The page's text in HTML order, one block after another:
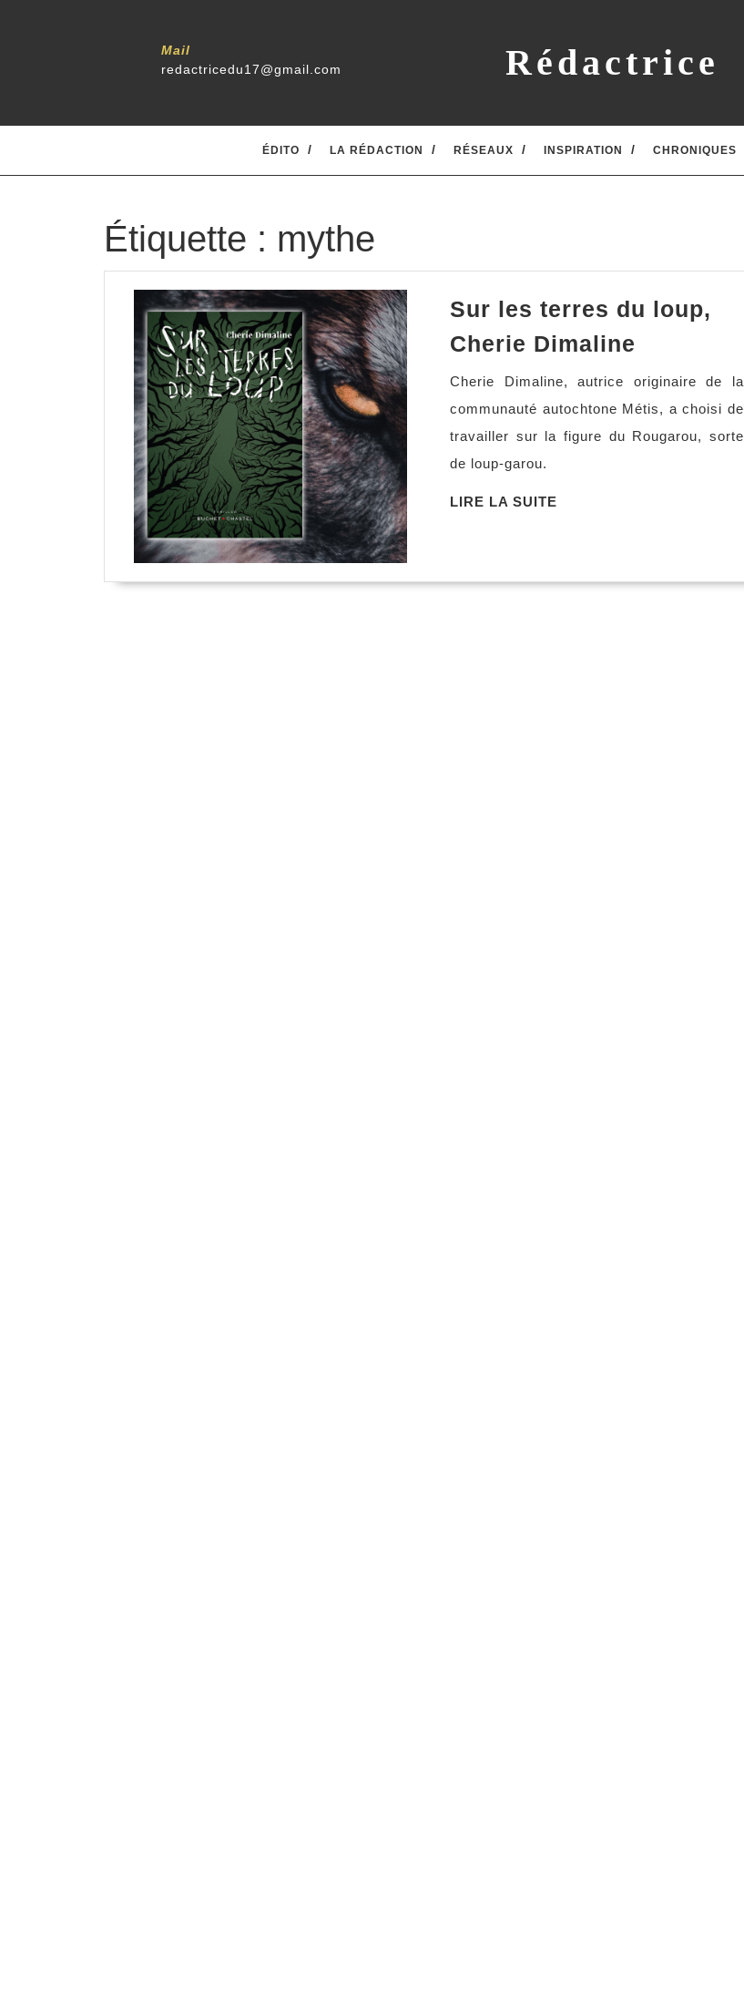
Mail
redactricedu17@gmail.com
Rédactrice
ÉDITO LA RÉDACTION RÉSEAUX INSPIRATION CHRONIQUES
Étiquette : mythe
Sur les terres du loup,
Cherie Dimaline
terres
du
loup,
Cherie Dimaline, autrice originaire de la
communauté autochtone Métis, a choisi de
travailler sur la figure du Rougarou, sorte
de loup-garou.
LIRE LA SUITE